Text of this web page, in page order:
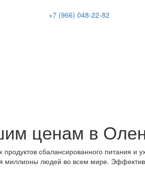
+7 (966) 048-22-82
ценам в
сбалансированного питания и
миллионы людей во всем мире.